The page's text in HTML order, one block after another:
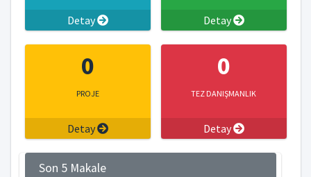
Detay Detay
0
PROJE
Detay
0
TEZ DANIŞMANLIK
Detay
Son 5 Makale